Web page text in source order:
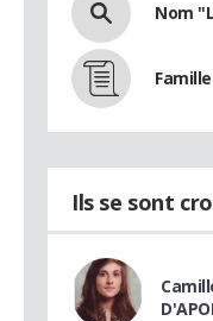
Nom
Ils se sont